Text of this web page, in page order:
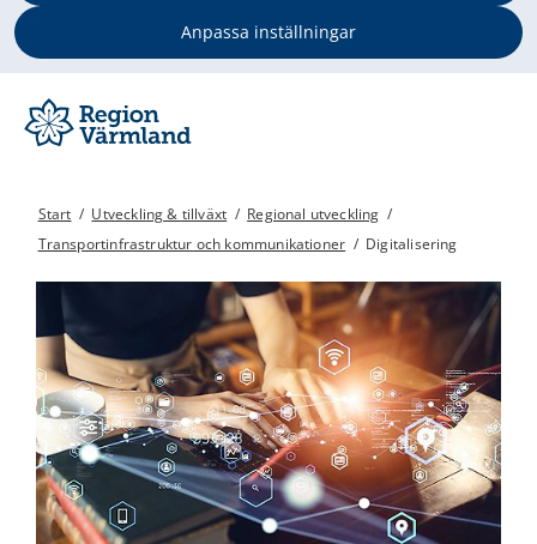
Anpassa inställningar
Start / Utveckling & tillväxt / Regional utveckling /
Transportinfrastruktur och kommunikationer / Digitalisering